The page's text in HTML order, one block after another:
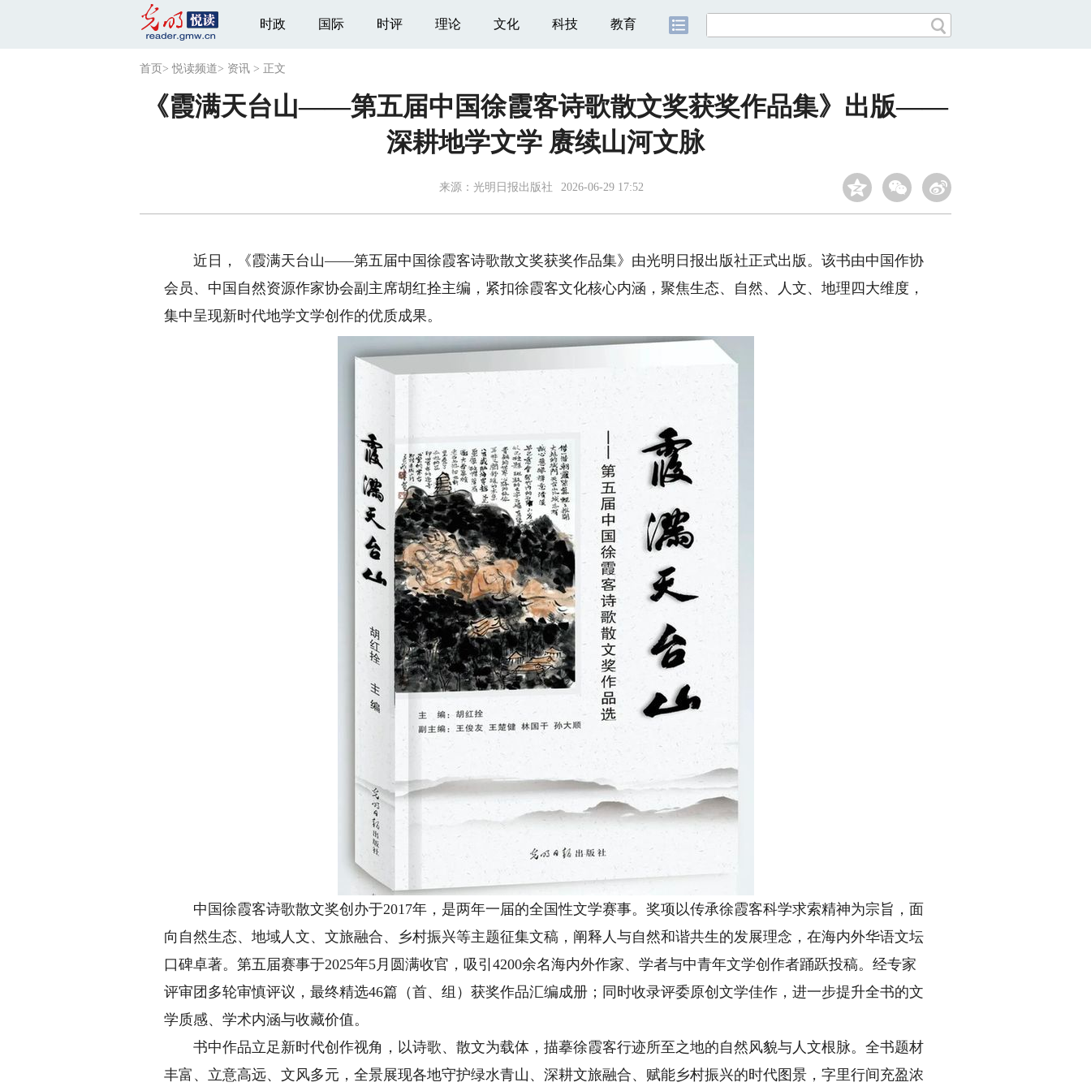
时政 国际 时评 理论 文化 科技 教育
首页 >悦读频道> 资讯 > 正文
《霞满天台山——第五届中国徐霞客诗歌散文奖获奖作品集》出版——
深耕地学文学 赓续山河文脉
来源： 光明日报出版社 2026-06-29 17:52
近日，《霞满天台山——第五届中国徐霞客诗歌散文奖获奖作品集》由光明日报出版社正式出版。该书由中国作协
会员、中国自然资源作家协会副主席胡红拴主编，紧扣徐霞客文化核心内涵，聚焦生态、自然、人文、地理四大维度，
集中呈现新时代地学文学创作的优质成果。
中国徐霞客诗歌散文奖创办于2017年，是两年一届的全国性文学赛事。奖项以传承徐霞客科学求索精神为宗旨，面
向自然生态、地域人文、文旅融合、乡村振兴等主题征集文稿，阐释人与自然和谐共生的发展理念，在海内外华语文坛
口碑卓著。第五届赛事于2025年5月圆满收官，吸引4200余名海内外作家、学者与中青年文学创作者踊跃投稿。经专家
评审团多轮审慎评议，最终精选46篇（首、组）获奖作品汇编成册；同时收录评委原创文学佳作，进一步提升全书的文
学质感、学术内涵与收藏价值。
书中作品立足新时代创作视角，以诗歌、散文为载体，描摹徐霞客行迹所至之地的自然风貌与人文根脉。全书题材
丰富、立意高远、文风多元，全景展现各地守护绿水青山、深耕文旅融合、赋能乡村振兴的时代图景，字里行间充盈浓